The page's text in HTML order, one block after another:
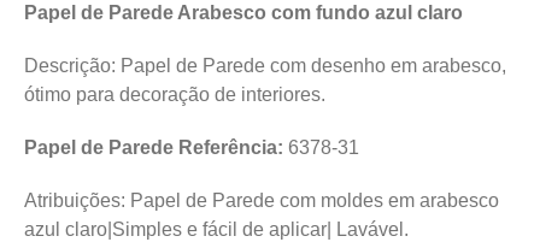
Papel de Parede Arabesco com fundo azul claro
Descrição: Papel de Parede com desenho em arabesco,
ótimo para decoração de interiores.
Papel de Parede Referência: 6378-31
Atribuições: Papel de Parede com moldes em arabesco
azul claro|Simples e fácil de aplicar| Lavável.